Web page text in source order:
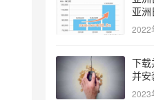
亚
2022
下载
并安
2023